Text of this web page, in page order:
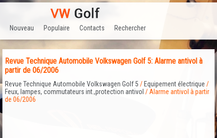
Nouveau Populaire Contacts Rechercher
Revue Technique Automobile Volkswagen Golf 5: Alarme antivol à
partir de 06/2006
Revue Technique Automobile Volkswagen Golf 5 / Equipement électrique /
Feux, lampes, commutateurs int.,protection antivol / Alarme antivol à partir
de 06/2006